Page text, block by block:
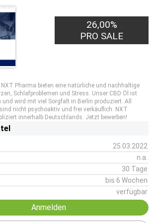
26,00%
PRO SALE
NXT Pharma bieten eine natürliche und nachhaltige
Schlafproblemen und Stress. Unser CBD Öl ist
wird mit viel Sorgfalt in Berlin produziert. All
nicht psychoaktiv und frei verkäuflich. NXT
innerhalb Deutschlands. Jetzt bewerben!
25.03.2022
n.a.
30 Tage
bis 6 Wochen
verfügbar
Anmelden